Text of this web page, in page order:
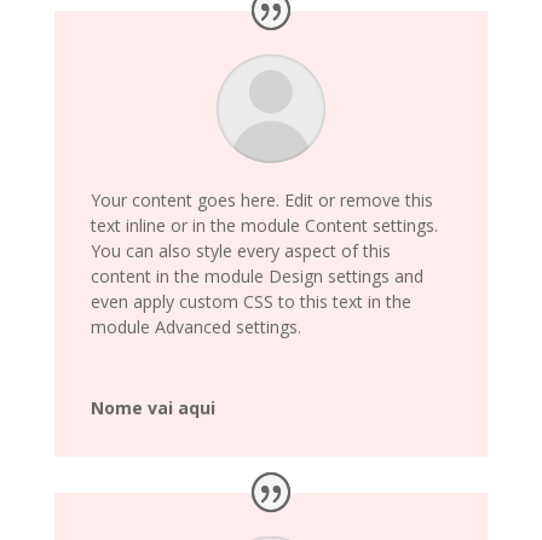
Your content goes here. Edit or remove this
text inline or in the module Content settings.
You can also style every aspect of this
content in the module Design settings and
even apply custom CSS to this text in the
module Advanced settings.
Nome vai aqui